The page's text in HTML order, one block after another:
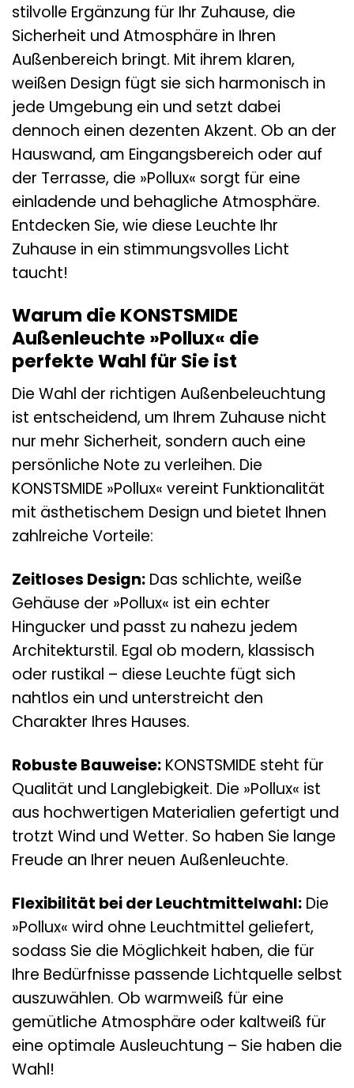
stilvolle Ergänzung für Ihr Zuhause, die
Sicherheit und Atmosphäre in Ihren
Außenbereich bringt. Mit ihrem klaren,
weißen Design fügt sie sich harmonisch in
jede Umgebung ein und setzt dabei
dennoch einen dezenten Akzent. Ob an der
Hauswand, am Eingangsbereich oder auf
der Terrasse, die »Pollux« sorgt für eine
einladende und behagliche Atmosphäre.
Entdecken Sie, wie diese Leuchte Ihr
Zuhause in ein stimmungsvolles Licht
taucht!
Warum die KONSTSMIDE
Außenleuchte »Pollux« die
perfekte Wahl für Sie ist
Die Wahl der richtigen Außenbeleuchtung
ist entscheidend, um Ihrem Zuhause nicht
nur mehr Sicherheit, sondern auch eine
persönliche Note zu verleihen. Die
KONSTSMIDE »Pollux« vereint Funktionalität
mit ästhetischem Design und bietet Ihnen
zahlreiche Vorteile:
Zeitloses Design: Das schlichte, weiße
Gehäuse der »Pollux« ist ein echter
Hingucker und passt zu nahezu jedem
Architekturstil. Egal ob modern, klassisch
oder rustikal – diese Leuchte fügt sich
nahtlos ein und unterstreicht den
Charakter Ihres Hauses.
Robuste Bauweise: KONSTSMIDE steht für
Qualität und Langlebigkeit. Die »Pollux« ist
aus hochwertigen Materialien gefertigt und
trotzt Wind und Wetter. So haben Sie lange
Freude an Ihrer neuen Außenleuchte.
Flexibilität bei der Leuchtmittelwahl: Die
»Pollux« wird ohne Leuchtmittel geliefert,
sodass Sie die Möglichkeit haben, die für
Ihre Bedürfnisse passende Lichtquelle selbst
auszuwählen. Ob warmweiß für eine
gemütliche Atmosphäre oder kaltweiß für
eine optimale Ausleuchtung – Sie haben die
Wahl!